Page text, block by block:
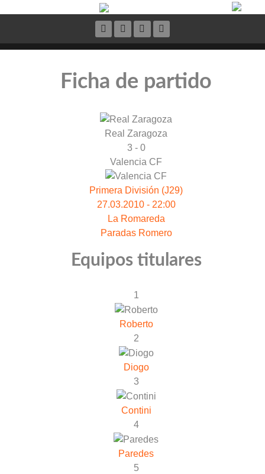
Ficha de partido
Real Zaragoza
3 - 0
Valencia CF
Primera División (J29)
27.03.2010 - 22:00
La Romareda
Paradas Romero
Equipos titulares
1
Roberto
2
Diogo
3
Contini
4
Paredes
5